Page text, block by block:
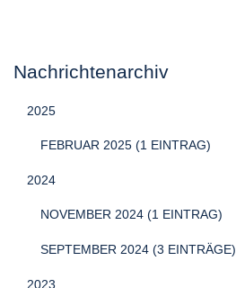
Nachrichtenarchiv
2025
FEBRUAR 2025 (1 EINTRAG)
2024
NOVEMBER 2024 (1 EINTRAG)
SEPTEMBER 2024 (3 EINTRÄGE)
2023